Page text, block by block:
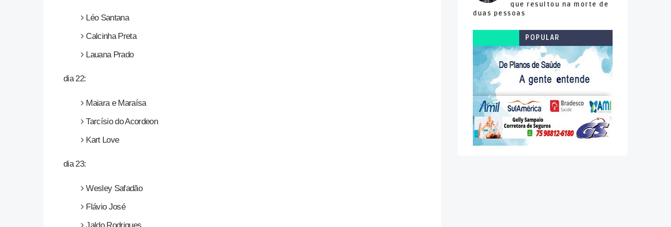
Léo Santana
Calcinha Preta
Lauana Prado
dia 22:
Maiara e Maraísa
Tarcísio do Acordeon
Kart Love
dia 23:
Wesley Safadão
Flávio José
que resultou na morte de
duas pessoas
POPULAR